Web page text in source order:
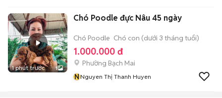
1 phút trước 1
Chó Poodle đực Nâu 45 ngày
Chó Poodle Chó con (dưới 3 tháng tuổi)
1.000.000 đ
Phường Bạch Mai
NNguyen Thị Thanh Huyen